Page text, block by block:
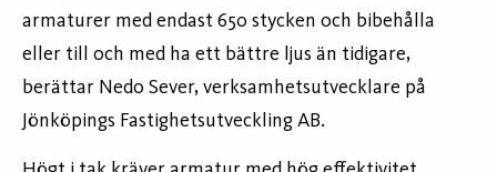
armaturer med endast 650 stycken och bibehålla
eller till och med ha ett bättre ljus än tidigare,
berättar Nedo Sever, verksamhetsutvecklare på
Jönköpings Fastighetsutveckling AB.